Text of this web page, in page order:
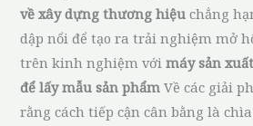
về xây dựng thương hiệu chẳng
dập nổi để tạo ra trải nghiệm mở
trên kinh nghiệm vớimáy sản
để lấy mẫu sản phẩm Về các giải
rằng cách tiếp cận cân bằng là